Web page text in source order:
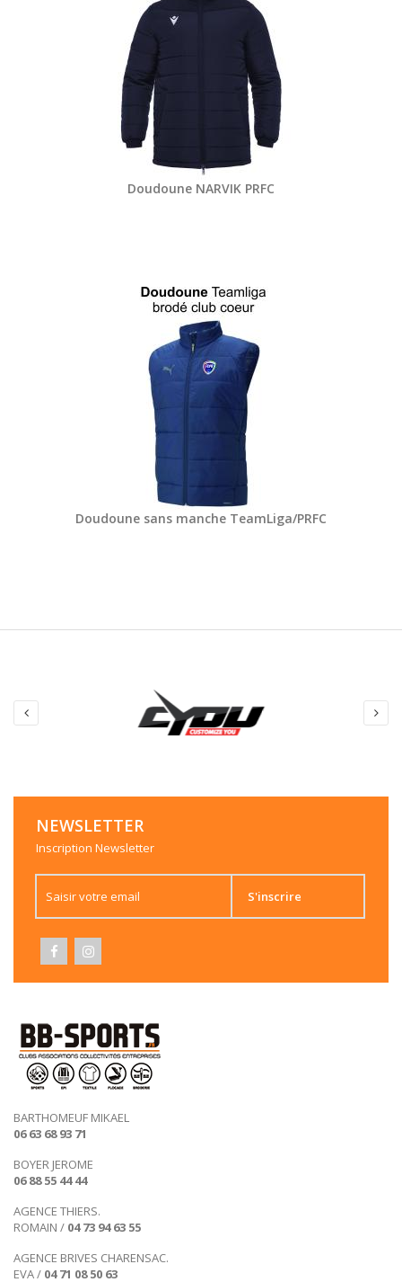
Doudoune NARVIK PRFC
Doudoune sans manche TeamLiga/PRFC
NEWSLETTER
Inscription Newsletter
S'inscrire
BARTHOMEUF MIKAEL
06 63 68 93 71
BOYER JEROME
06 88 55 44 44
AGENCE THIERS.
ROMAIN / 04 73 94 63 55
AGENCE BRIVES CHARENSAC.
EVA / 04 71 08 50 63